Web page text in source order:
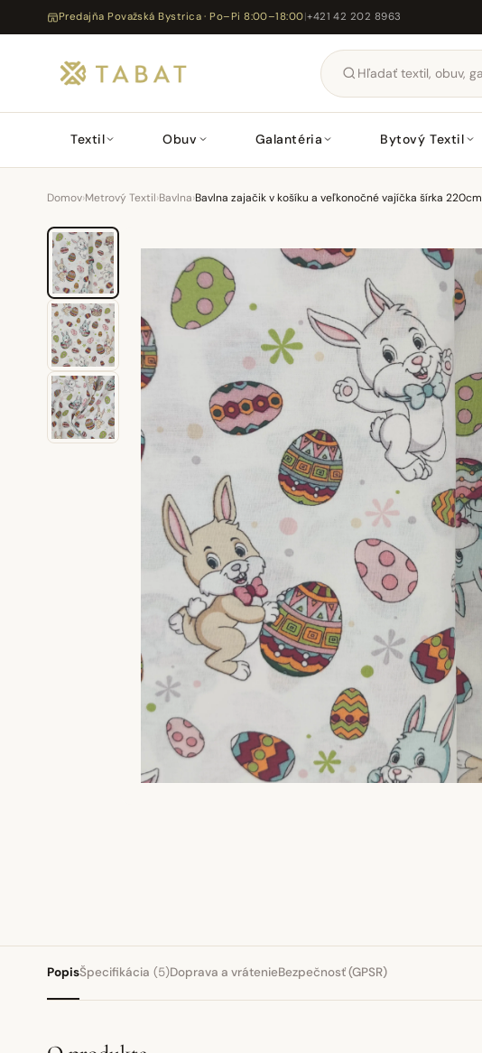
Predajňa Považská Bystrica · Po–Pi 8:00–18:00|+421 42 202 8963
Textil Obuv Galantéria Bytový Textil
Domov›Metrový Textil›Bavlna›Bavlna zajačik v košíku a veľkonočné vajíčka šírka 220cm
PopisŠpecifikácia (5)Doprava a vrátenieBezpečnosť (GPSR)